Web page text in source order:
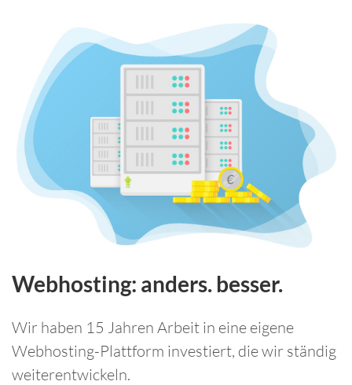
Webhosting: anders. besser.
Wir haben 15 Jahren Arbeit in eine eigene
Webhosting-Plattform investiert, die wir ständig
weiterentwickeln.